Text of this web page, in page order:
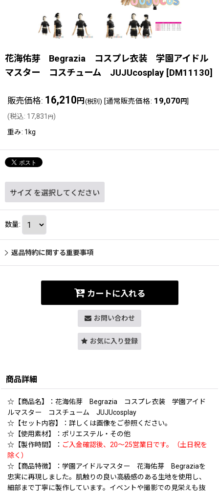
花海佑芽 Begrazia コスプレ衣装 学園アイドル
マスター コスチューム JUJUcosplay [DM11130]
販売価格: 16,210 円 (税別) [通常販売価格: 19,070 円]
(税込: 17,831 円)
重み: 1kg
サイズ を選択してください
数量:
返品特約に関する重要事項
カートに入れる
お問い合わせ
お気に入り登録
商品詳細
☆【商品名】：花海佑芽 Begrazia コスプレ衣装 学園アイド
ルマスター コスチューム JUJUcosplay
☆【セット内容】：詳しくは画像をご参照ください。
☆【使用素材】：ポリエステル・その他
☆【製作時間】： ご入金確認後、20〜25営業日です。（土日祝を
除く）
☆【商品特徴】：学園アイドルマスター 花海佑芽 Begraziaを
忠実に再現しました。肌触りの良い高級感のある生地を使用し、
細部まで丁寧に製作しています。イベントや撮影での見栄えも抜